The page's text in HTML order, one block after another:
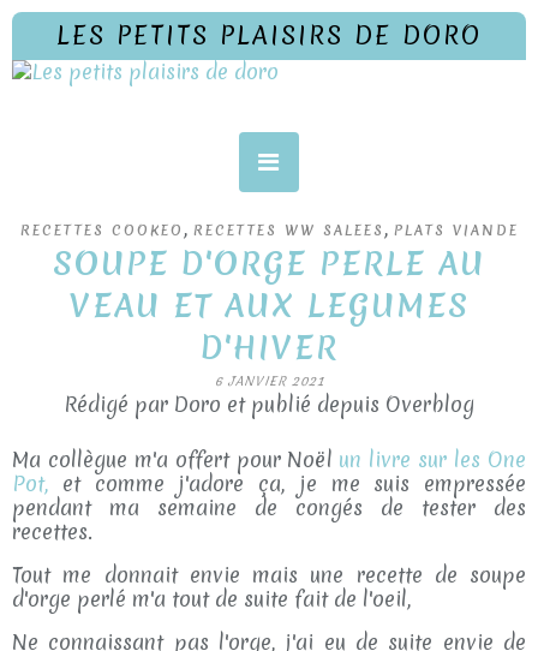
LES PETITS PLAISIRS DE DORO
RECETTES COOKEO , RECETTES WW SALEES , PLATS VIANDE
SOUPE D'ORGE PERLE AU
VEAU ET AUX LEGUMES
D'HIVER
6 JANVIER 2021
Rédigé par Doro et publié depuis Overblog
Ma collègue m'a offert pour Noël un livre sur les One
Pot, et comme j'adore ça, je me suis empressée
pendant ma semaine de congés de tester des
recettes.
Tout me donnait envie mais une recette de soupe
d'orge perlé m'a tout de suite fait de l'oeil,
Ne connaissant pas l'orge, j'ai eu de suite envie de